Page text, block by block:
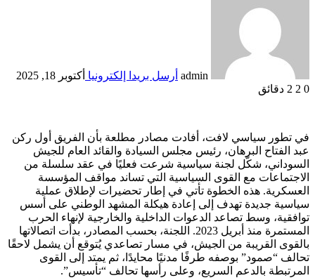
admin أرسل بريدا إلكترونيا أكتوبر 18, 2025
0
2 دقائق
في تطور سياسي لافت، أفادت مصادر مطلعة بأن الفريق أول ركن
عبد الفتاح البرهان، رئيس مجلس السيادة والقائد العام للجيش
السوداني، شكّل لجنة سياسية شرعت فعليًا في عقد سلسلة من
الاجتماعات مع القوى السياسية التي تساند مواقف المؤسسة
العسكرية. هذه الخطوة تأتي في إطار تحضيرات لإطلاق عملية
سياسية جديدة تهدف إلى إعادة هيكلة المشهد الوطني على أسس
توافقية، وسط تصاعد الدعوات الداخلية والخارجية لإنهاء الحرب
المستمرة منذ أبريل 2023. اللجنة، بحسب المصادر، بدأت اتصالاتها
بالقوى القريبة من الجيش، في مسار تصاعدي يُتوقع أن يشمل لاحقًا
تحالف “صمود” بوصفه طرفًا مدنيًا محايدًا، ثم يمتد إلى القوى
المرتبطة بالدعم السريع، وعلى رأسها تحالف “تأسيس”.